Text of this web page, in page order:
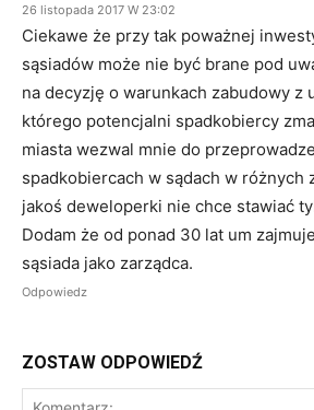
26 listopada 2017 W 23:02
Ciekawe że przy tak poważnej
sąsiadów może nie być brane pod
na decyzję o warunkach zabudowy z
którego potencjalni spadkobiercy
miasta wezwal mnie do
spadkobiercach w sądach w różnych
jakoś deweloperki nie chce stawiać
Dodam że od ponad 30 lat um
sąsiada jako zarządca.
Odpowiedz
ZOSTAW ODPOWIEDŹ